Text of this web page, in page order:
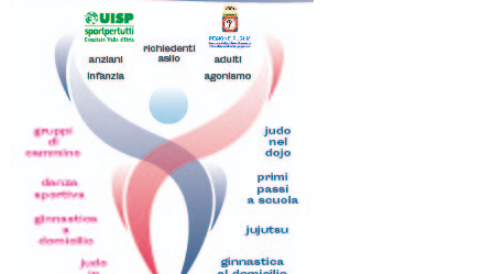
Luglio 2026: "Pensando con i piedi, si possono fare le
rivoluzioni"